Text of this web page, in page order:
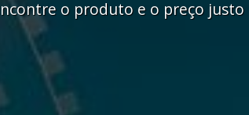
o produto e o preço justo